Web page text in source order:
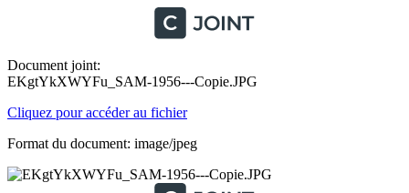
Document joint:
EKgtYkXWYFu_SAM-1956---Copie.JPG
Cliquez pour accéder au fichier
Format du document: image/jpeg